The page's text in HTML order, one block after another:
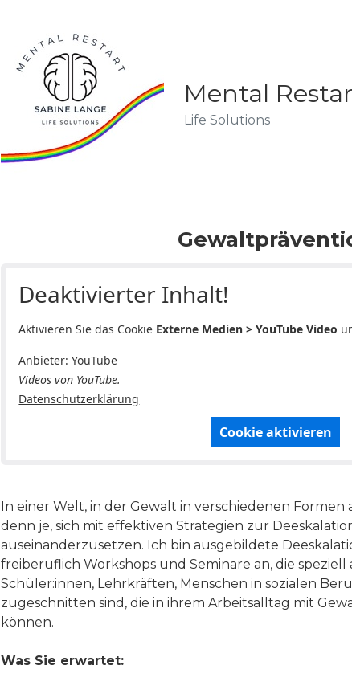
Mental
Life Solutions
Deaktivierter Inhalt!
Aktivieren Sie das Cookie Externe Medien > YouTube Video
Anbieter: YouTube
Videos von YouTube.
Datenschutzerklärung
Cookie aktivieren
In einer Welt, in der Gewalt in verschiedenen
denn je, sich mit effektiven Strategien zur
auseinanderzusetzen. Ich bin ausgebildete
freiberuflich Workshops und Seminare an, die speziell
Schüler:innen, Lehrkräften, Menschen in sozialen
zugeschnitten sind, die in ihrem Arbeitsalltag mit
können.
Was Sie erwartet: